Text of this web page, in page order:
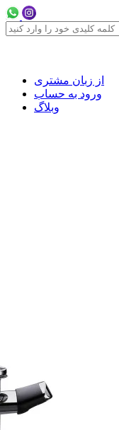
از زبان مشتری
ورود به حساب
وبلاگ